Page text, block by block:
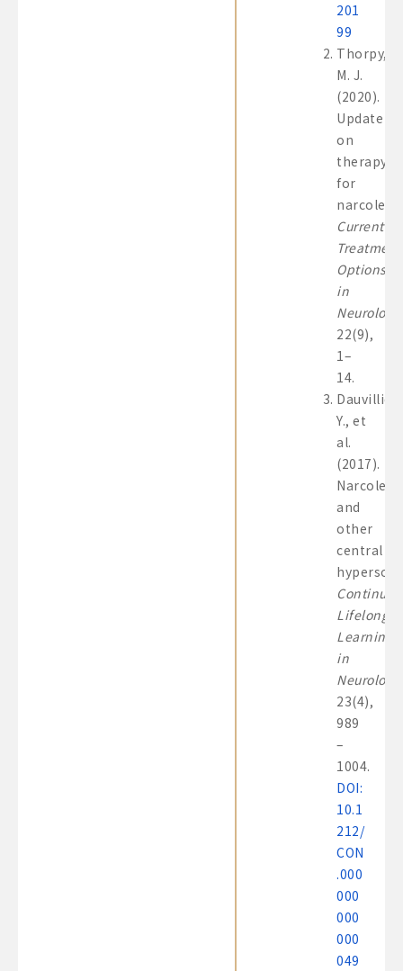
201
99
Thorpy,
M. J.
(2020).
Update
on
therapy
for
Current
Treatment
Options
in
Neurology
22(9),
1–
14.
Y., et
al.
(2017).
and
other
central
Lifelong
Learning
in
Neurology
23(4),
989
–
1004.
DOI:
10.1
212/
CON
.000
000
000
000
049